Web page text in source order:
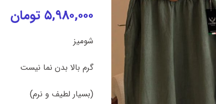
۵,۹۸۰,۰۰۰ تومان
شومیز
گرم بالا بدن نما نیست
(بسیار لطیف و نرم)